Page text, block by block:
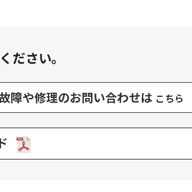
ださい。
障や修理のお問い合わせは こちら